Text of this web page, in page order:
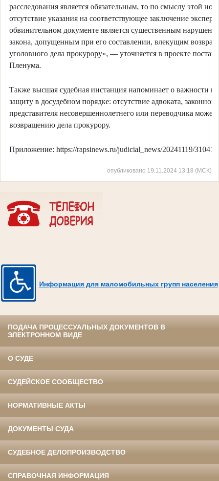
расследования является обязательным, то по смыслу этой
отсутствие указания на соответствующее заключение
обвинительном документе является существенным
закона, допущенным при его составлении, влекущим
уголовного дела прокурору», — уточняется в проекте
Пленума.
Также высшая судебная инстанция напоминает о важности
защиту в досудебном порядке: отсутствие адвоката, законного
представителя несовершеннолетнего или переводчика может
возвращению дела прокурору.
Приложение: https://rapsinews.ru/judicial_news/20241119/
опубликовано 19.11.2024 13:18 (МСК)
Информация для маломобильных групп населения
ПОДАЧА ПРОЦЕССУАЛЬНЫХ ДОКУМЕНТОВ В
ЭЛЕКТРОННОМ ВИДЕ
О СУДЕ
СУДЕЙСКОЕ СООБЩЕСТВО
НОРМАТИВНЫЕ АКТЫ
ДОКУМЕНТЫ СУДА
СУДЕБНОЕ ДЕЛОПРОИЗВОДСТВО
СПРАВОЧНАЯ ИНФОРМАЦИЯ